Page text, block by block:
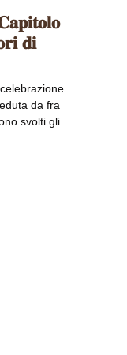
𝐝𝐢
da fra
svolti gli